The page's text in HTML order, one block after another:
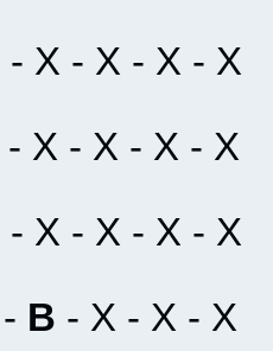
- X - X - X - X
X - X - X - X
- X - X - X - X
B - X - X - X